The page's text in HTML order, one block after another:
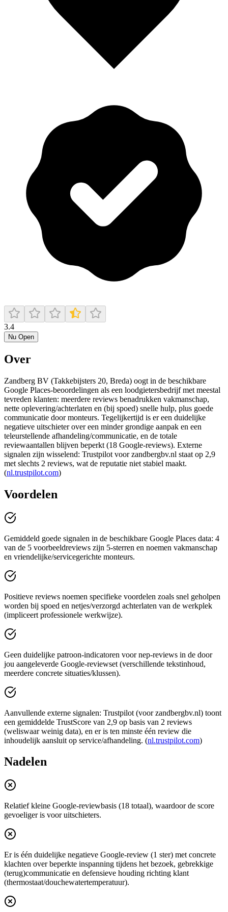
3.4
Nu Open
Over
Zandberg BV (Takkebijsters 20, Breda) oogt in de beschikbare
Google Places-beoordelingen als een loodgietersbedrijf met meestal
tevreden klanten: meerdere reviews benadrukken vakmanschap,
nette oplevering/achterlaten en (bij spoed) snelle hulp, plus goede
communicatie door monteurs. Tegelijkertijd is er een duidelijke
negatieve uitschieter over een minder grondige aanpak en een
teleurstellende afhandeling/communicatie, en de totale
reviewaantallen blijven beperkt (18 Google-reviews). Externe
signalen zijn wisselend: Trustpilot voor zandbergbv.nl staat op 2,9
met slechts 2 reviews, wat de reputatie niet stabiel maakt.
(nl.trustpilot.com)
Voordelen
Gemiddeld goede signalen in de beschikbare Google Places data: 4
van de 5 voorbeeldreviews zijn 5-sterren en noemen vakmanschap
en vriendelijke/servicegerichte monteurs.
Positieve reviews noemen specifieke voordelen zoals snel geholpen
worden bij spoed en netjes/verzorgd achterlaten van de werkplek
(impliceert professionele werkwijze).
Geen duidelijke patroon-indicatoren voor nep-reviews in de door
jou aangeleverde Google-reviewset (verschillende tekstinhoud,
meerdere concrete situaties/klussen).
Aanvullende externe signalen: Trustpilot (voor zandbergbv.nl) toont
een gemiddelde TrustScore van 2,9 op basis van 2 reviews
(weliswaar weinig data), en er is ten minste één review die
inhoudelijk aansluit op service/afhandeling. (nl.trustpilot.com)
Nadelen
Relatief kleine Google-reviewbasis (18 totaal), waardoor de score
gevoeliger is voor uitschieters.
Er is één duidelijke negatieve Google-review (1 ster) met concrete
klachten over beperkte inspanning tijdens het bezoek, gebrekkige
(terug)communicatie en defensieve houding richting klant
(thermostaat/douchewatertemperatuur).